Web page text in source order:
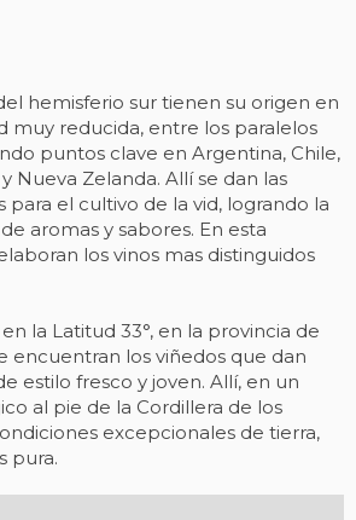
hemisferio sur tienen su origen en
muy reducida, entre los paralelos
puntos clave en Argentina, Chile,
Nueva Zelanda. Allí se dan las
para el cultivo de la vid, logrando la
aromas y sabores. En esta
los vinos mas distinguidos
la Latitud 33°, en la provincia de
encuentran los viñedos que dan
estilo fresco y joven. Allí, en un
al pie de la Cordillera de los
excepcionales de tierra,
pura.